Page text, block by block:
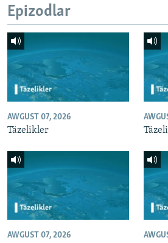
Epizodlar
AWGUST 07, 2026
Täzelikler
AWGUST 07, 2026